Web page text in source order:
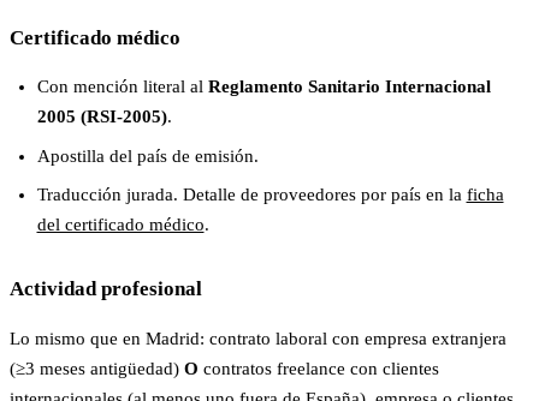
Certificado médico
Con mención literal al Reglamento Sanitario Internacional
2005 (RSI-2005).
Apostilla del país de emisión.
Traducción jurada. Detalle de proveedores por país en la ficha
del certificado médico.
Actividad profesional
Lo mismo que en Madrid: contrato laboral con empresa extranjera
(≥3 meses antigüedad) O contratos freelance con clientes